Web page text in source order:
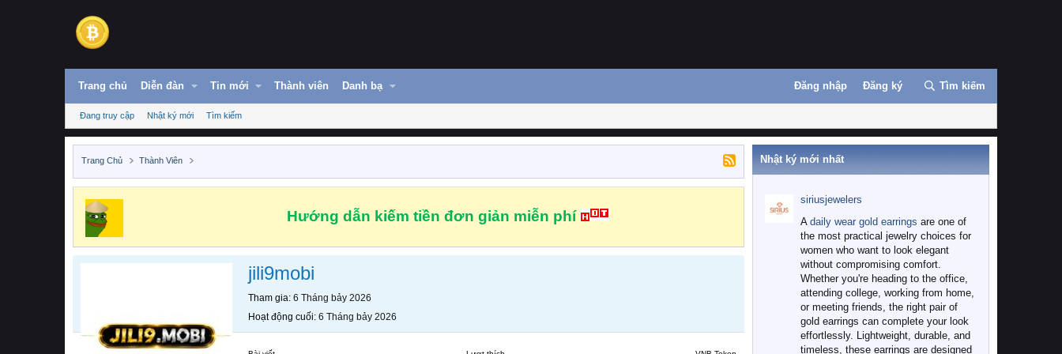
Trang chủ Diễn đàn Tin mới Thành viên Danh bạ Đăng nhập Đăng ký Tìm kiếm
Đang truy cập Nhật ký mới Tìm kiếm
Trang Chủ Thành Viên
Hướng dẫn kiếm tiền đơn giản miễn phí
jili9mobi
Tham gia 6 Tháng bảy 2026
Hoạt động cuối 6 Tháng bảy 2026
Nhật ký mới nhất
siriusjewelers
A daily wear gold earrings are one of
the most practical jewelry choices for
women who want to look elegant
without compromising comfort.
Whether you're heading to the office,
attending college, working from home,
or meeting friends, the right pair of
gold earrings can complete your look
effortlessly. Lightweight, durable, and
timeless, these earrings are designed